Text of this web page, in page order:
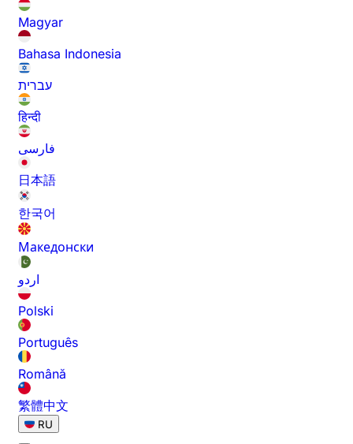
Magyar
Bahasa Indonesia
עברית
हिन्दी
فارسی
日本語
한국어
Македонски
اردو
Polski
Português
Română
繁體中文
RU